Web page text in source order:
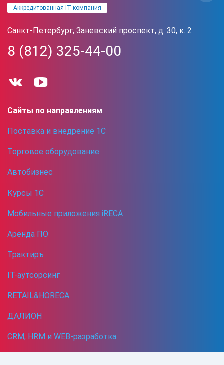
Аккредитованная IT компания
Санкт-Петербург, Заневский проспект, д. 30, к. 2
8 (812) 325-44-00
Сайты по направлениям
Поставка и внедрение 1С
Торговое оборудование
Автобизнес
Курсы 1С
Мобильные приложения iRECA
Аренда ПО
Трактиръ
IT-аутсорсинг
RETAIL&HORECA
ДАЛИОН
CRM, HRM и WEB-разработка